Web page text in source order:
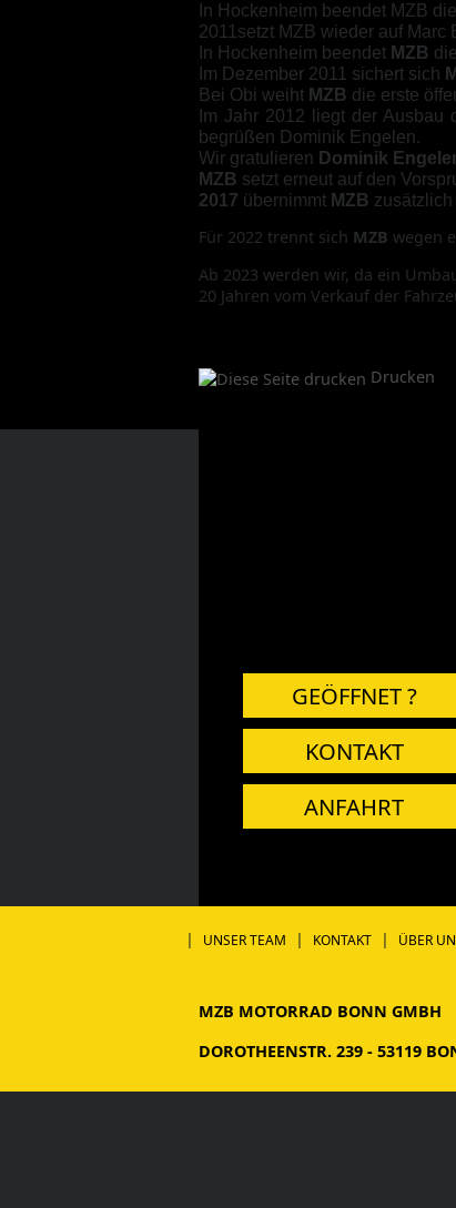
In Hockenheim beendet MZB
2011setzt MZB wieder auf Marc
In Hockenheim beendet MZB
Im Dezember 2011 sichert sich
Bei Obi weiht MZB die erste
Im Jahr 2012 liegt der
begrüßen Dominik Engelen.
Wir gratulieren Dominik
MZB setzt erneut auf den
2017 übernimmt MZB
Für 2022 trennt sich MZB wegen
Ab 2023 werden wir, da ein
20 Jahren vom Verkauf der
Drucken
GEÖFFNET ?
KONTAKT
ANFAHRT
| UNSER TEAM | KONTAKT | ÜBER
MZB MOTORRAD BONN GMBH
DOROTHEENSTR. 239 - 53119